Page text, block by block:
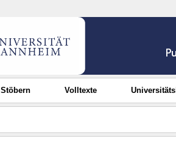
Stöbern Volltexte